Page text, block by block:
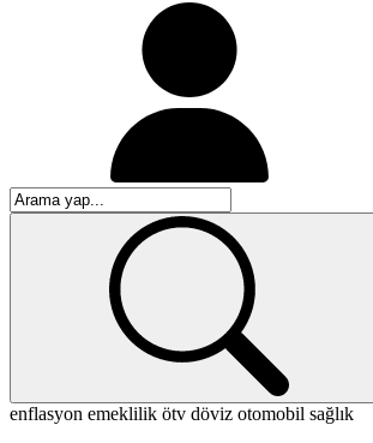
enflasyon emeklilik ötv döviz otomobil sağlık